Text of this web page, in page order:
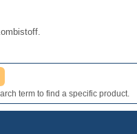
term to find a specific product.